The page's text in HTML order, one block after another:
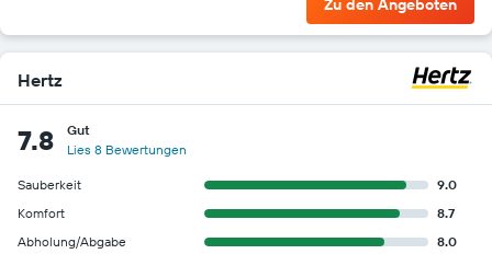
Zu den Angeboten
Hertz
7.8
Gut
Lies 8 Bewertungen
Sauberkeit
9.0
Komfort
8.7
Abholung/Abgabe
8.0